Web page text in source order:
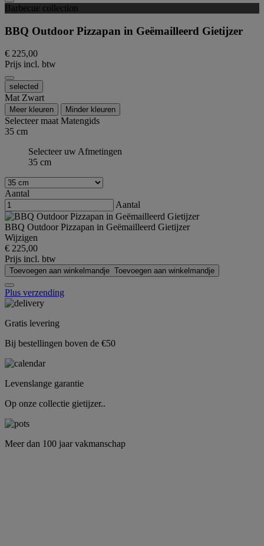
Barbecue collection
BBQ Outdoor Pizzapan in Geëmailleerd Gietijzer
€ 225,00
Prijs incl. btw
selected
Mat Zwart
Meer kleuren Minder kleuren
Selecteer maatMatengids
35 cm
Selecteer uw Afmetingen
35 cm
Aantal
Aantal
BBQ Outdoor Pizzapan in Geëmailleerd Gietijzer
Wijzigen
€ 225,00
Prijs incl. btw
Toevoegen aan winkelmandje Toevoegen aan winkelmandje
Plus verzending
Gratis levering
Bij bestellingen boven de €50
Levenslange garantie
Op onze collectie gietijzer..
Meer dan 100 jaar vakmanschap